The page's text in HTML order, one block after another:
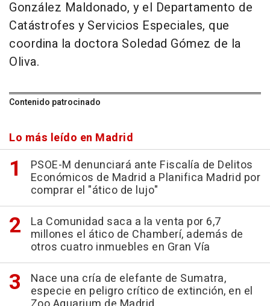
González Maldonado, y el Departamento de
Catástrofes y Servicios Especiales, que
coordina la doctora Soledad Gómez de la
Oliva.
Contenido patrocinado
Lo más leído en Madrid
PSOE-M denunciará ante Fiscalía de Delitos
Económicos de Madrid a Planifica Madrid por
comprar el "ático de lujo"
La Comunidad saca a la venta por 6,7
millones el ático de Chamberí, además de
otros cuatro inmuebles en Gran Vía
Nace una cría de elefante de Sumatra,
especie en peligro crítico de extinción, en el